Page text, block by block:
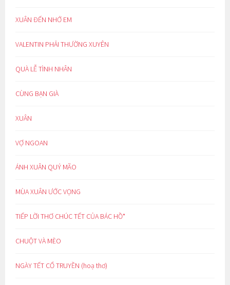
XUÂN ĐẾN NHỚ EM
VALENTIN PHẢI THƯỜNG XUYÊN
QUÀ LỄ TÌNH NHÂN
CÙNG BẠN GIÀ
XUÂN
VỢ NGOAN
ÁNH XUÂN QUÝ MÃO
MÙA XUÂN ƯỚC VỌNG
TIẾP LỜI THƠ CHÚC TẾT CỦA BÁC HỒ*
CHUỘT VÀ MÈO
NGÀY TẾT CỔ TRUYỀN (hoạ thơ)